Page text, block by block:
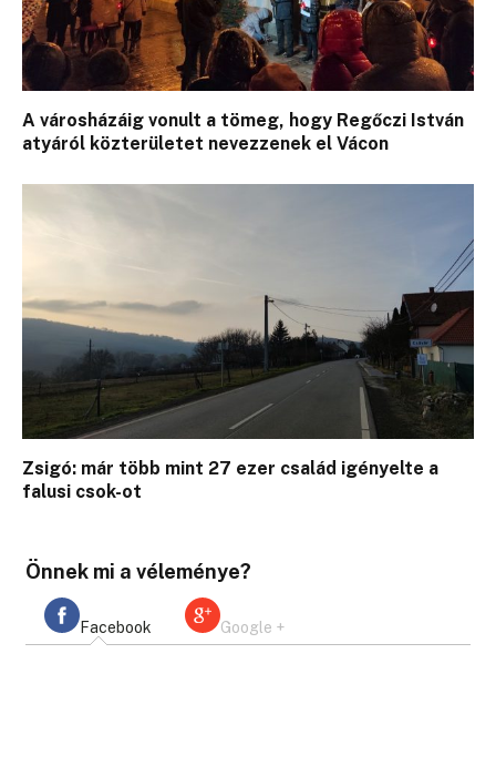
A városházáig vonult a tömeg, hogy Regőczi István
atyáról közterületet nevezzenek el Vácon
Zsigó: már több mint 27 ezer család igényelte a
falusi csok-ot
Önnek mi a véleménye?
Facebook Google +